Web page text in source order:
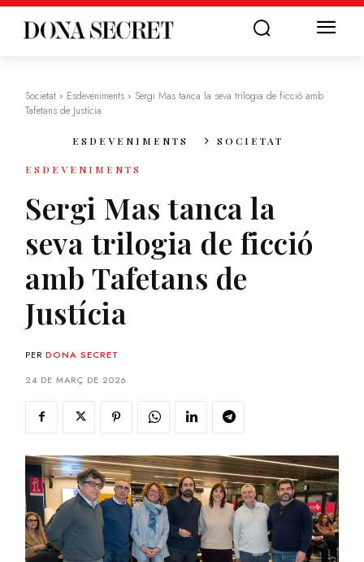
Societat Esdeveniments
Sergi Mas tanca la seva trilogia de ficció amb
Tafetans de Justícia
ESDEVENIMENTS SOCIETAT
ESDEVENIMENTS
Sergi Mas tanca la
seva trilogia de ficció
amb Tafetans de
Justícia
PER DONA SECRET
24 DE MARÇ DE 2026